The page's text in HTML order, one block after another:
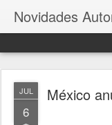
Novidades
JUL
6
México